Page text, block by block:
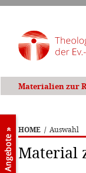
Materialien zur
HOME / Auswahl
Material